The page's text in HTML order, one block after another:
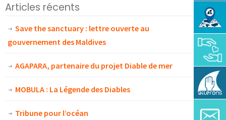
Articles récents
Save the sanctuary : lettre ouverte au
gouvernement des Maldives
AGAPARA, partenaire du projet Diable de mer
MOBULA : La Légende des Diables
Tribune pour l’océan